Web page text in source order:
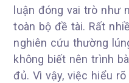
luận đóng vai trò như
toàn bộ đề tài. Rất
nghiên cứu thường
không biết nên trình
đủ. Vì vậy, việc hiểu